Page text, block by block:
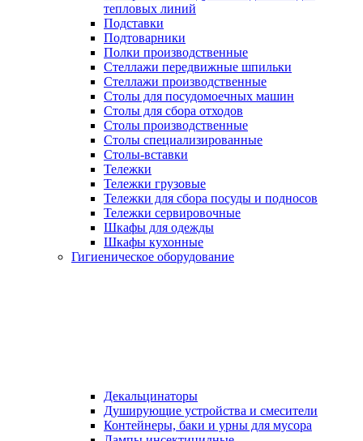
тепловых линий
Подставки
Подтоварники
Полки производственные
Стеллажи передвижные шпильки
Стеллажи производственные
Столы для посудомоечных машин
Столы для сбора отходов
Столы производственные
Столы специализированные
Столы-вставки
Тележки
Тележки грузовые
Тележки для сбора посуды и подносов
Тележки сервировочные
Шкафы для одежды
Шкафы кухонные
Гигиеническое оборудование
Декальцинаторы
Душирующие устройства и смесители
Контейнеры, баки и урны для мусора